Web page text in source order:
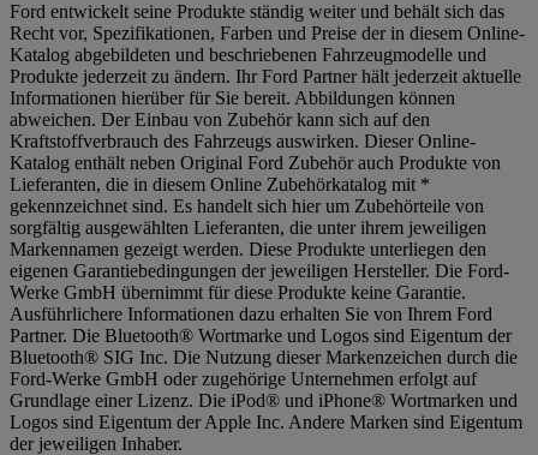
Ford entwickelt seine Produkte ständig weiter und behält sich das
Recht vor, Spezifikationen, Farben und Preise der in diesem Online-
Katalog abgebildeten und beschriebenen Fahrzeugmodelle und
Produkte jederzeit zu ändern. Ihr Ford Partner hält jederzeit aktuelle
Informationen hierüber für Sie bereit. Abbildungen können
abweichen. Der Einbau von Zubehör kann sich auf den
Kraftstoffverbrauch des Fahrzeugs auswirken. Dieser Online-
Katalog enthält neben Original Ford Zubehör auch Produkte von
Lieferanten, die in diesem Online Zubehörkatalog mit *
gekennzeichnet sind. Es handelt sich hier um Zubehörteile von
sorgfältig ausgewählten Lieferanten, die unter ihrem jeweiligen
Markennamen gezeigt werden. Diese Produkte unterliegen den
eigenen Garantiebedingungen der jeweiligen Hersteller. Die Ford-
Werke GmbH übernimmt für diese Produkte keine Garantie.
Ausführlichere Informationen dazu erhalten Sie von Ihrem Ford
Partner. Die Bluetooth® Wortmarke und Logos sind Eigentum der
Bluetooth® SIG Inc. Die Nutzung dieser Markenzeichen durch die
Ford-Werke GmbH oder zugehörige Unternehmen erfolgt auf
Grundlage einer Lizenz. Die iPod® und iPhone® Wortmarken und
Logos sind Eigentum der Apple Inc. Andere Marken sind Eigentum
der jeweiligen Inhaber.